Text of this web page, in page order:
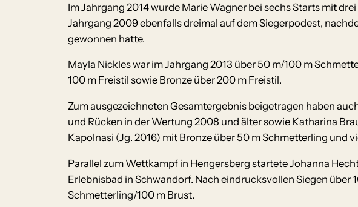
Im Jahrgang 2014 wurde Marie Wagner bei sechs Starts mit
Jahrgang 2009 ebenfalls dreimal auf dem Siegerpodest,
gewonnen hatte.
Mayla Nickles war im Jahrgang 2013 über 50 m/100 m
100 m Freistil sowie Bronze über 200 m Freistil.
Zum ausgezeichneten Gesamtergebnis beigetragen haben
und Rücken in der Wertung 2008 und älter sowie Katharina
Kapolnasi (Jg. 2016) mit Bronze über 50 m Schmetterling und
Parallel zum Wettkampf in Hengersberg startete Johanna
Erlebnisbad in Schwandorf. Nach eindrucksvollen Siegen über
Schmetterling/100 m Brust.